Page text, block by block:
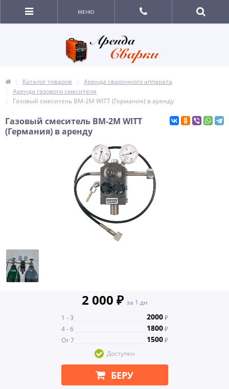
МЕНЮ
Каталог товаров
Аренда сварочного аппарата
Аренда газового смесителя
Газовый смеситель BM-2M WITT (Германия) в аренду
Газовый смеситель BM-2M WITT
(Германия) в аренду
2 000 ₽ за 1 дн
1 - 3
2000 ₽
4 - 6
1800 ₽
От 7
1500 ₽
Доступен
БЕРУ